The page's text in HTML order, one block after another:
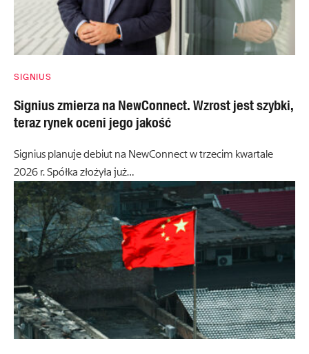
SIGNIUS
Signius zmierza na NewConnect. Wzrost jest szybki,
teraz rynek oceni jego jakość
Signius planuje debiut na NewConnect w trzecim kwartale
2026 r. Spółka złożyła już…